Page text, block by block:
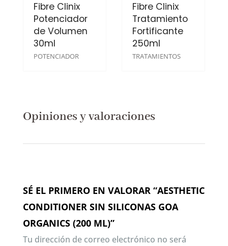
Fibre Clinix
Potenciador
de Volumen
30ml
POTENCIADOR
Fibre Clinix
Tratamiento
Fortificante
250ml
TRATAMIENTOS
Opiniones y valoraciones
SÉ EL PRIMERO EN VALORAR “AESTHETIC
CONDITIONER SIN SILICONAS GOA
ORGANICS (200 ML)”
Tu dirección de correo electrónico no será